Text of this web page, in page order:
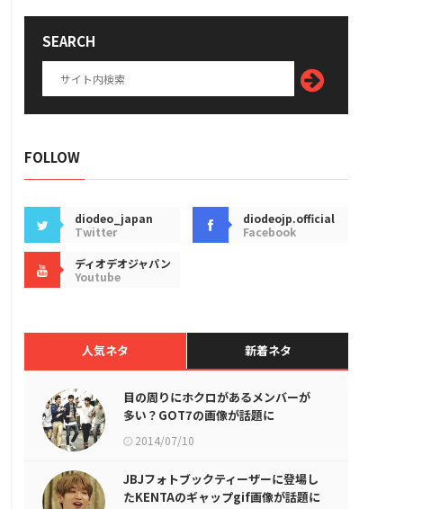
SEARCH
FOLLOW
diodeo_japan
Twitter
diodeojp.official
Facebook
ディオデオジャパン
Youtube
人気ネタ 新着ネタ
目の周りにホクロがあるメンバーが
多い？GOT7の画像が話題に
2014/07/10
JBJフォトブックティーザーに登場し
たKENTAのギャップgif画像が話題に